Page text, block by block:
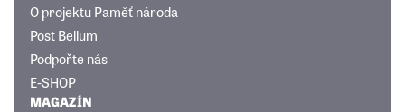
O projektu Paměť národa
Post Bellum
Podpořte nás
E-SHOP
MAGAZÍN